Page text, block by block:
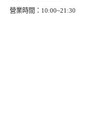
營業時間：10:00~21:30